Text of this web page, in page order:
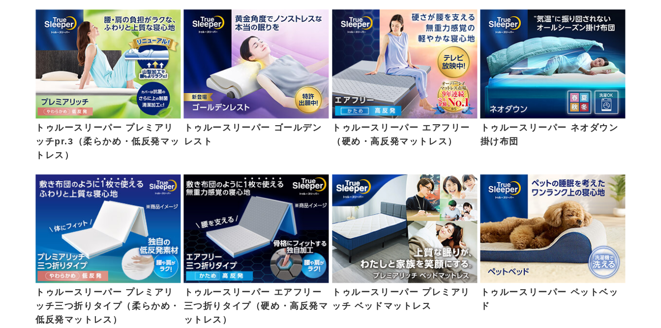
トゥルースリーパー プレミアリ
ッチpr.3（柔らかめ・低反発マッ
トレス）
トゥルースリーパー ゴールデン
レスト
トゥルースリーパー エアフリー
（硬め・高反発マットレス）
トゥルースリーパー ネオダウン
掛け布団
トゥルースリーパー プレミアリ
ッチ三つ折りタイプ（柔らかめ・
低反発マットレス）
トゥルースリーパー エアフリー
三つ折りタイプ（硬め・高反発マ
ットレス）
トゥルースリーパー プレミアリ
ッチ ベッドマットレス
トゥルースリーパー ペットベッ
ド